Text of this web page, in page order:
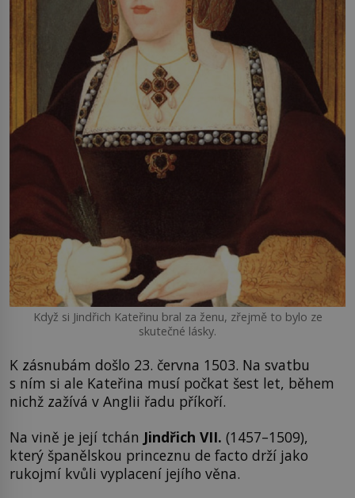
Když si Jindřich Kateřinu bral za ženu, zřejmě to bylo ze
skutečné lásky.
K zásnubám došlo 23. června 1503. Na svatbu
s ním si ale Kateřina musí počkat šest let, během
nichž zažívá v Anglii řadu příkoří.
Na vině je její tchán Jindřich VII. (1457–1509),
který španělskou princeznu de facto drží jako
rukojmí kvůli vyplacení jejího věna.